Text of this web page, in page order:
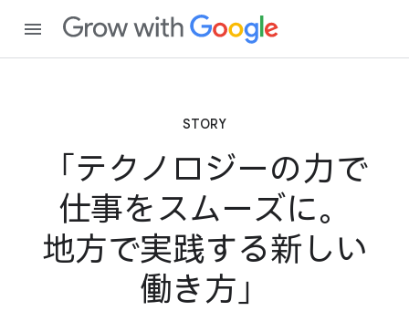
STORY
「テクノロジーの​力で​
仕事を​スムーズに。​
地方で​実践する​新しい​
働き方」